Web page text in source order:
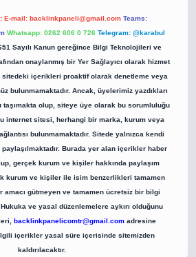
E-mail: backlinkpaneli@gmail.com Teams:
Whatsapp: 0262 606 0 726 Telegram: @karabul
Sayılı Kanun gereğince Bilgi Teknolojileri ve
onaylanmış bir Yer Sağlayıcı olarak hizmet
sitedeki içerikleri proaktif olarak denetleme veya
bulunmamaktadır. Ancak, üyelerimiz yazdıkları
olup, siteye üye olarak bu sorumluluğu
internet sitesi, herhangi bir marka, kurum veya
bulunmamaktadır. Sitede yalnızca kendi
paylaşılmaktadır. Burada yer alan içerikler haber
gerçek kurum ve kişiler hakkında paylaşım
kurum ve kişiler ile isim benzerlikleri tamamen
amacı gütmeyen ve tamamen ücretsiz bir bilgi
ve yasal düzenlemelere aykırı olduğunu
backlinkpanelicomtr@gmail.comadresine
içerikler yasal süre içerisinde sitemizden
kaldırılacaktır.